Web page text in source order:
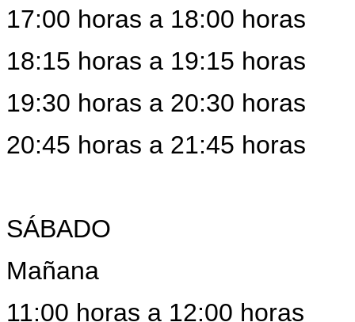
17:00 horas a 18:00 horas
18:15 horas a 19:15 horas
19:30 horas a 20:30 horas
20:45 horas a 21:45 horas
SÁBADO
Mañana
11:00 horas a 12:00 horas